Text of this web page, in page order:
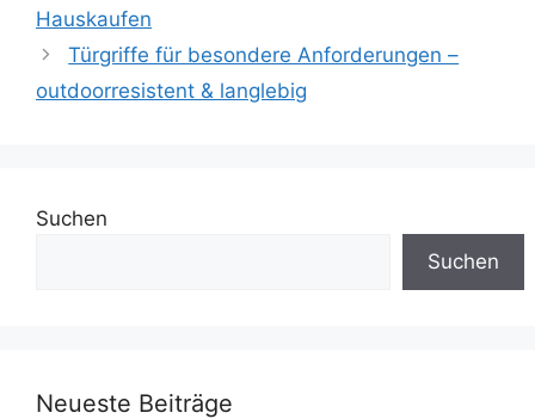
Hauskaufen
Türgriffe für besondere Anforderungen –
outdoorresistent & langlebig
Suchen
Suchen
Neueste Beiträge